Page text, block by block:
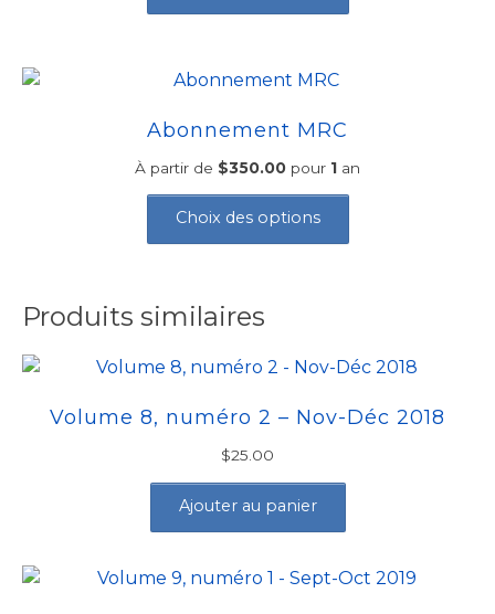
a
être
choisies
Abonnement MRC
À partir de $350.00 pour 1 an
Choix des options
Ce
a
peuvent
choisies
Produits similaires
Volume 8, numéro 2 – Nov-Déc 2018
$25.00
Ajouter au panier